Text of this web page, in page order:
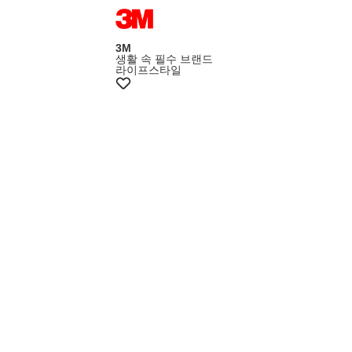
3M
생활 속 필수 브랜드
라이프스타일